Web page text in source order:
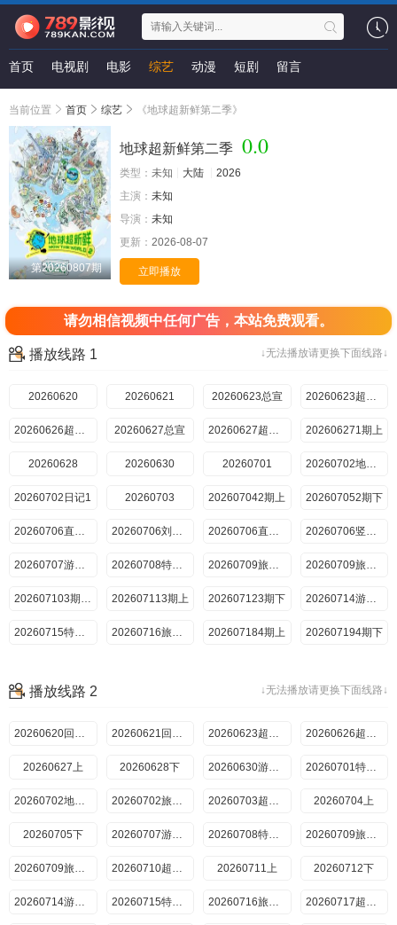
首页 电视剧 电影 综艺 动漫 短剧 留言
当前位置 首页 综艺 《地球超新鲜第二季》
第20260807期
地球超新鲜第二季 0.0
类型： 未知 大陆
2026
主演： 未知
导演： 未知
更新： 2026-08-07
立即播放
请勿相信视频中任何广告，本站免费观看。
↓无法播放请更换下面线路↓
播放线路 1
20260620 20260621 20260623总宣 20260623超前抢鲜看
20260626超前彩蛋 20260627总宣 20260627超前抢鲜看 202606271期上
20260628 20260630 20260701 20260702地球团集结前
20260702日记1 20260703 202607042期上 202607052期下
20260706直拍林一传歌开嗓 20260706刘宇宁自创魔性编舞法 20260706直拍王玉雯看刘宇宁 20260706竖屏刘宇宁龚俊林
20260707游戏加更2 20260708特别加更2 20260709旅行日记2期上 20260709旅行日记2期下
202607103期超前彩蛋 202607113期上 202607123期下 20260714游戏加更3
20260715特别加更3 20260716旅行日记3 202607184期上 202607194期下
202607265期下
5下 202608016期上 202608026期下 20260804游戏加更6
20260805特别联动 20260806旅行日记6 202608077期超前彩蛋
↓无法播放请更换下面线路↓
播放线路 2
20260620回顾特辑上 20260621回顾特辑下 20260623超前抢鲜看 20260626超前彩蛋
20260627上 20260628下 20260630游戏加更 20260701特别加更
20260702地球团集结前 20260702旅行日记 20260703超前彩蛋 20260704上
20260705下 20260707游戏加更 20260708特别加更 20260709旅行日记上
20260709旅行日记下 20260710超前彩蛋 20260711上 20260712下
20260714游戏加更 20260715特别加更 20260716旅行日记 20260717超前彩蛋